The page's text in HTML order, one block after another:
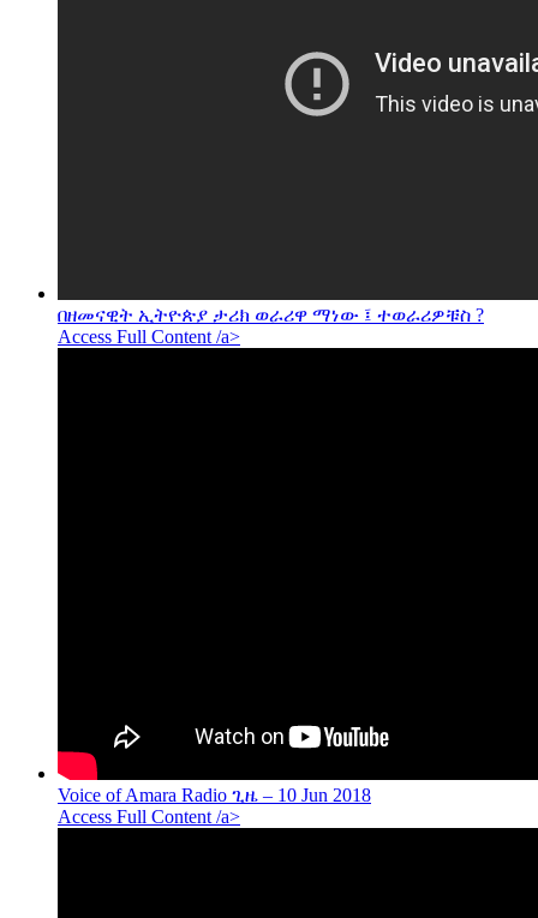
በዘመናዊት ኢትዮጵያ ታሪክ ወራሪዋ ማነው ፤ ተወራሪዎቹስ ?
Access Full Content /a>
Voice of Amara Radio ጊዜ – 10 Jun 2018
Access Full Content /a>